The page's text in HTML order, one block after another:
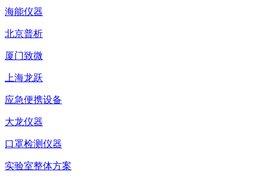
海能仪器
北京普析
厦门致微
上海龙跃
应急便携设备
大龙仪器
口罩检测仪器
实验室整体方案